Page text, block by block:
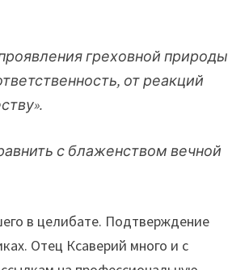
греховной природы
от реакций
с блаженством вечной
в целибате. Подтверждение
Отец Ксаверий много и с